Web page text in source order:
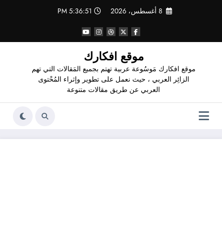
8 أغسطس، 2026 5:36:51 PM
موقع افكارك
موقع افكارك مَوسُوعة عربية تهتم بجميع المَقالات التي تهم
الزائِر العربي ، حيث نعمل على تطوير وإثراء المُحْتوى
العربي عن طريق مقالات متنوعة